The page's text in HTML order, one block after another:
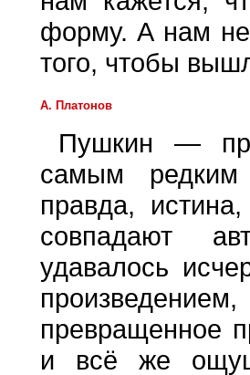
форму. А нам не
того, чтобы
А. Платонов
Пушкин —
самым редким
правда,
совпадают
удавалось
превращенное
и всё же